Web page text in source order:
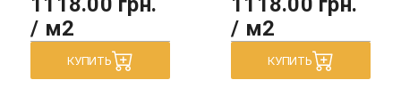
/ м2
КУПИТЬ
/ м2
КУПИТЬ